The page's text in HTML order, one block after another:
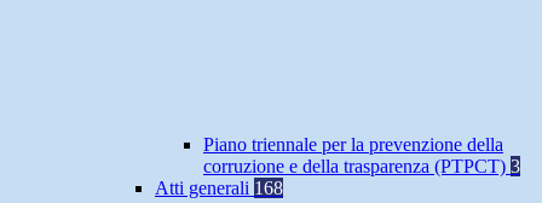
Piano triennale per la prevenzione della
corruzione e della trasparenza (PTPCT) 3
Atti generali 168